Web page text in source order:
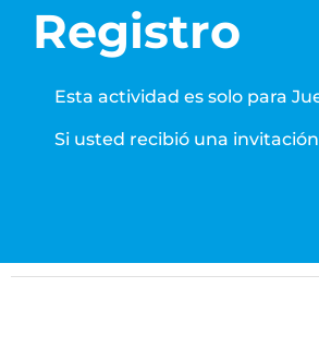
Registro
Esta actividad es solo para
Si usted recibió una